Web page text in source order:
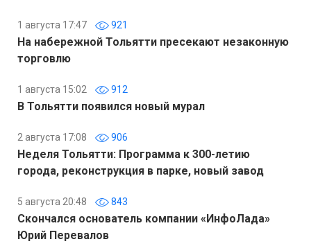
1 августа 17:47 921
На набережной Тольятти пресекают незаконную
торговлю
1 августа 15:02 912
В Тольятти появился новый мурал
2 августа 17:08 906
Неделя Тольятти: Программа к 300-летию
города, реконструкция в парке, новый завод
5 августа 20:48 843
Скончался основатель компании «ИнфоЛада»
Юрий Перевалов